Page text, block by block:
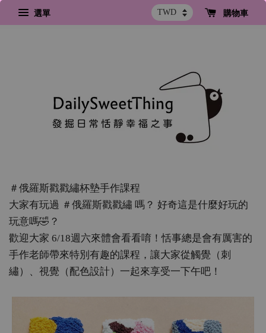
選單 購物車
＃俄羅斯戳戳繡杯墊手作課程
大家有玩過 ＃俄羅斯戳戳繡 嗎？ 好奇這是什麼好玩的
玩意嗎🤣？
歡迎大家 6/18週六來體會看看唷！恬事總是會有厲害的
手作老師帶來特別有趣的課程，讓大家從觸覺（刺
繡）、視覺（配色設計）一起來享受一下午吧！